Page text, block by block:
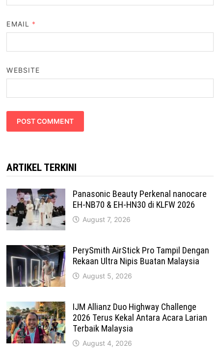
EMAIL *
WEBSITE
ARTIKEL TERKINI
Panasonic Beauty Perkenal nanocare
EH-NB70 & EH-HN30 di KLFW 2026
August 7, 2026
PerySmith AirStick Pro Tampil Dengan
Rekaan Ultra Nipis Buatan Malaysia
August 5, 2026
IJM Allianz Duo Highway Challenge
2026 Terus Kekal Antara Acara Larian
Terbaik Malaysia
August 4, 2026